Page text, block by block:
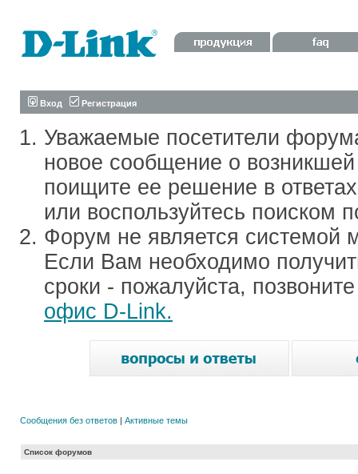
Вход Регистрация
Уважаемые посетители
новое сообщение о
поищите ее решение в
или воспользуйтесь поиском
Форум не является системой
Если Вам необходимо
сроки - пожалуйста,
офис D-Link.
Сообщения без ответов | Активные темы
Список форумов